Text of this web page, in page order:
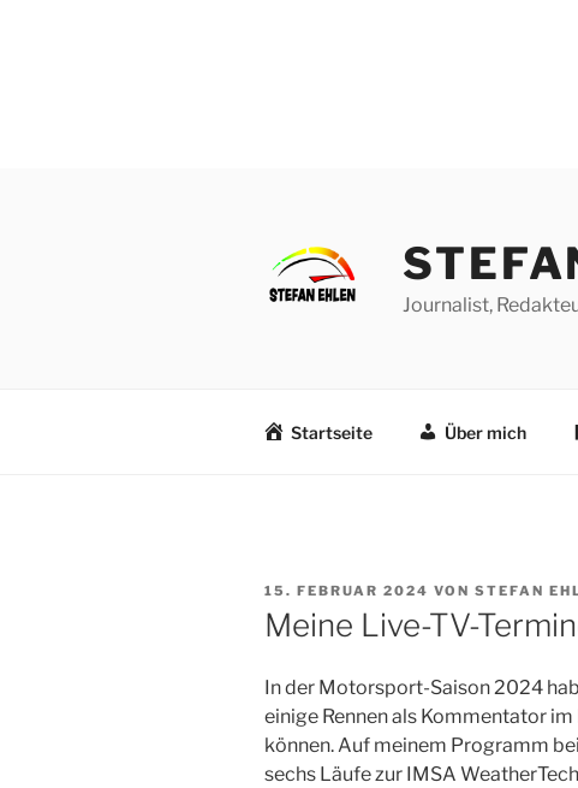
Journalist,
Startseite Über mich
VERÖFFENTLICHT
AM
15. FEBRUAR 2024 VON STEFAN
Meine Live-TV-
In der Motorsport-Saison 2024
einige Rennen als Kommentator
können. Auf meinem Programm bei
sechs Läufe zur IMSA